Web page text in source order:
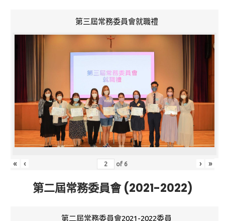
第三屆常務委員會就職禮
« ‹ of 6 › »
第二屆常務委員會 (2021-2022)
第二屆常務委員會2021-2022委員